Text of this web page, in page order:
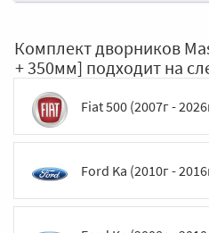
Комплект дворников
+ 350мм] подходит на
Fiat 500 (2007г -
Ford Ka (2010г -